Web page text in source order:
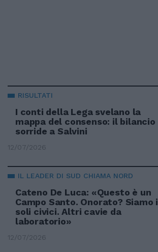
RISULTATI
I conti della Lega svelano la
mappa del consenso: il bilancio
sorride a Salvini
12/07/2026
IL LEADER DI SUD CHIAMA NORD
Cateno De Luca: «Questo è un
Campo Santo. Onorato? Siamo i
soli civici. Altri cavie da
laboratorio»
12/07/2026